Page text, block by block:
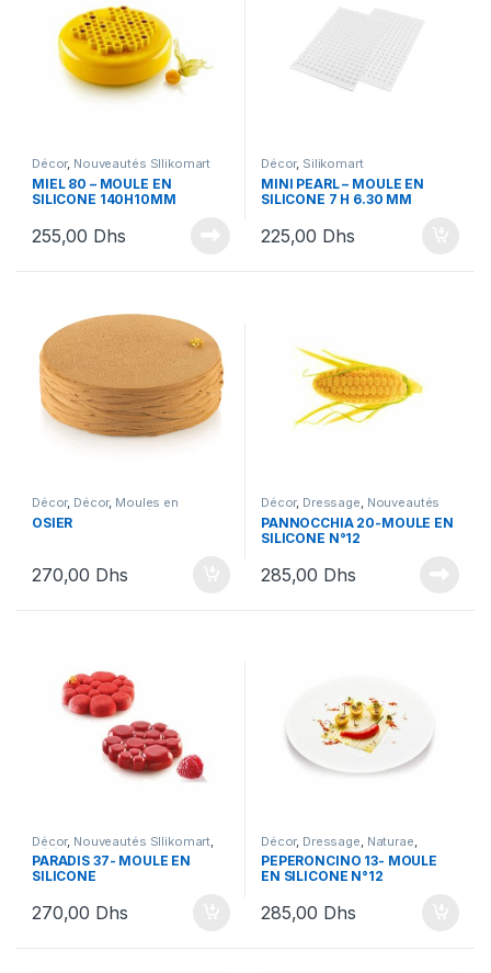
Décor, Nouveautés SIlikomart
MIEL 80 – MOULE EN
SILICONE 140H10MM
255,00 Dhs
Décor, Silikomart
MINI PEARL – MOULE EN
SILICONE 7 H 6.30 MM
225,00 Dhs
Décor, Décor, Moules en
silicone Nouveautés SIlikomart
Nouveautés Silikomart
OSIER
270,00 Dhs
Décor, Dressage, Nouveautés
SIlikomart ,Silikomart
PANNOCCHIA 20-MOULE EN
SILICONE N°12
285,00 Dhs
Décor, Nouveautés SIlikomart
Séléction Saint Valentin,
Silikomart
PARADIS 37- MOULE EN
SILICONE
270,00 Dhs
Décor, Dressage Naturae
Nouveautés SIlikomart,
Silikomart
PEPERONCINO 13- MOULE
EN SILICONE N°12
285,00 Dhs